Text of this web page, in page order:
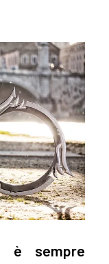
è sempre